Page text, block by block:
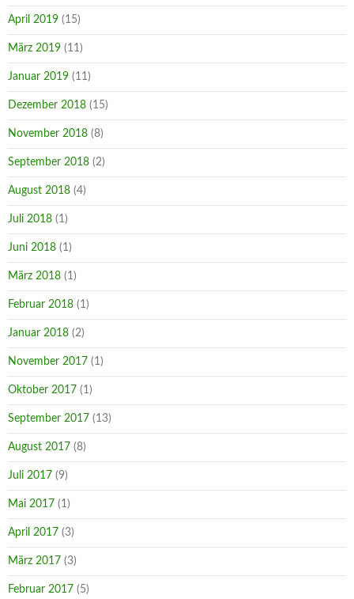
April 2019 (15)
März 2019 (11)
Januar 2019 (11)
Dezember 2018 (15)
November 2018 (8)
September 2018 (2)
August 2018 (4)
Juli 2018 (1)
Juni 2018 (1)
März 2018 (1)
Februar 2018 (1)
Januar 2018 (2)
November 2017 (1)
Oktober 2017 (1)
September 2017 (13)
August 2017 (8)
Juli 2017 (9)
Mai 2017 (1)
April 2017 (3)
März 2017 (3)
Februar 2017 (5)